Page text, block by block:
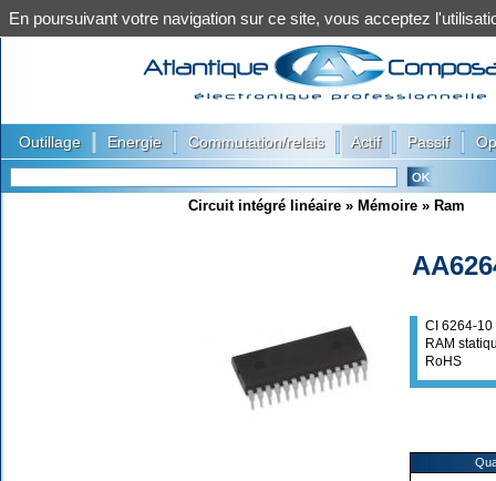
Outillage Energie Commutation/relais Actif Passif
Circuit intégré linéaire » Mémoire » Ram
CI 6264-10
RAM
RoHS
En poursuivant votre navigation sur ce site, vous acceptez